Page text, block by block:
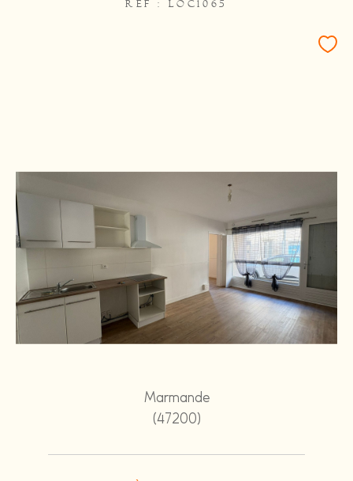
REF : LOC1065
Marmande
(47200)